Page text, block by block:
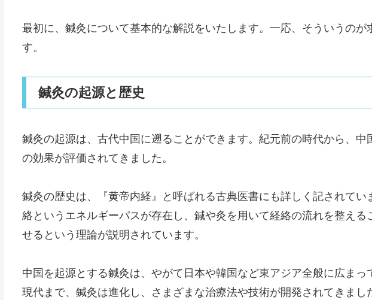
最初に、鍼灸について基本的な解説をいたします。一応、そういうのが
す。
鍼灸の起源と歴史
鍼灸の起源は、古代中国に遡ることができます。紀元前の時代から、中
の効果が評価されてきました。
鍼灸の歴史は、『黄帝内経』と呼ばれる古典医書にも詳しく記されてい
絡というエネルギーパスが存在し、鍼や灸を用いて経絡の流れを整える
せるという理論が説明されています。
中国を起源とする鍼灸は、やがて日本や韓国など東アジア全般に広まっ
現代まで、鍼灸は進化し、さまざまな治療法や技術が開発されてきまし